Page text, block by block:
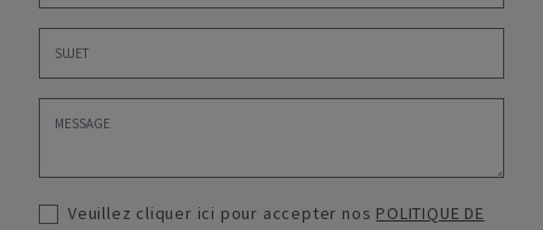
Veuillez cliquer ici pour accepter nos POLITIQUE DE